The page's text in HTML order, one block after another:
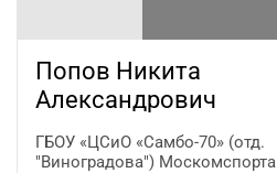
Попов Никита
Александрович
ГБОУ «ЦСиО «Самбо-70» (отд.
"Виноградова") Москомспорта